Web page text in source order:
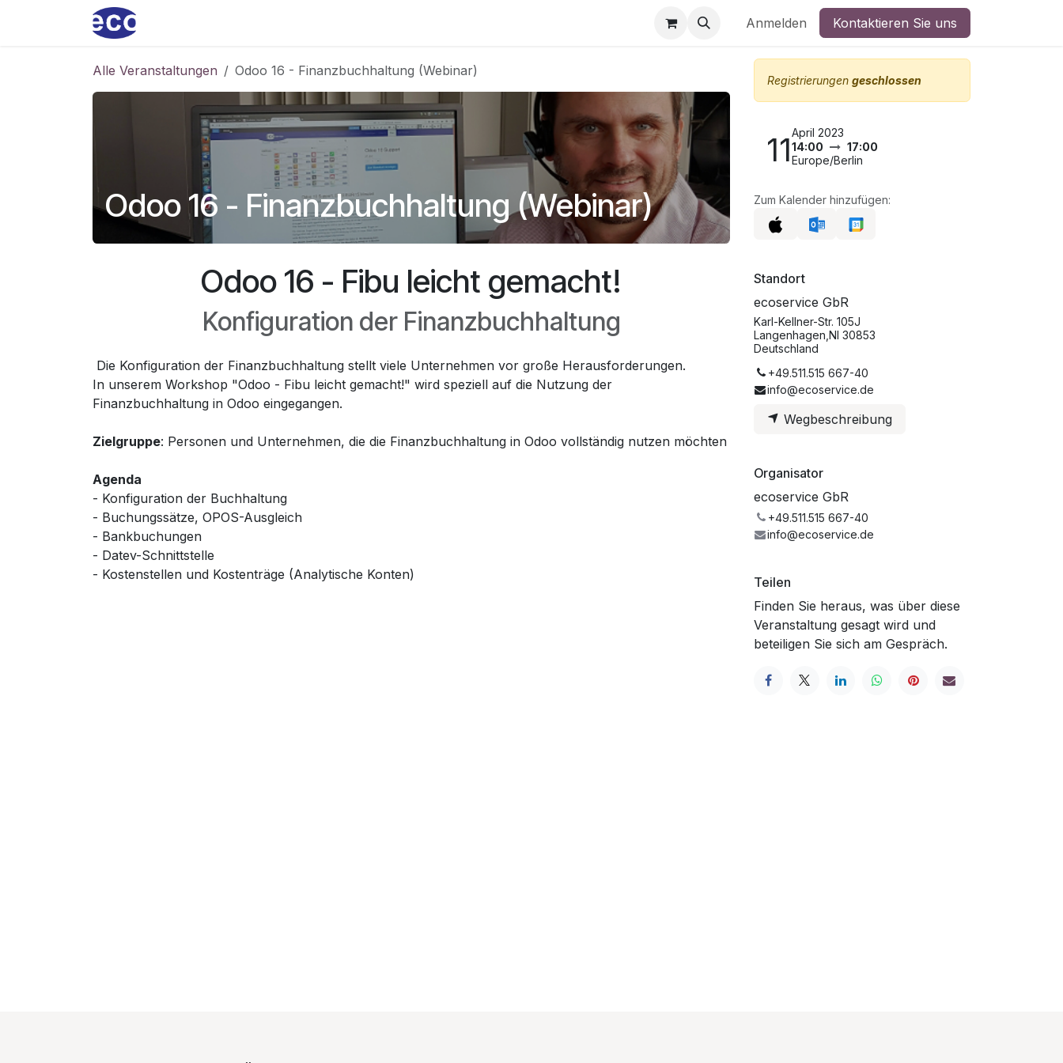
Zum Inhalt springen
Anmelden Kontaktieren Sie uns
Alle Veranstaltungen Odoo 16 - Finanzbuchhaltung (Webinar)
Odoo 16 - Finanzbuchhaltung (Webinar)
Odoo 16 - Fibu leicht gemacht!
Konfiguration der Finanzbuchhaltung
Die Konfiguration der Finanzbuchhaltung stellt viele Unternehmen vor große Herausforderungen.
In unserem Workshop "Odoo - Fibu leicht gemacht!" wird speziell auf die Nutzung der
Finanzbuchhaltung in Odoo eingegangen.
Zielgruppe: Personen und Unternehmen, die die Finanzbuchhaltung in Odoo vollständig nutzen möchten
Agenda
- Konfiguration der Buchhaltung
- Buchungssätze, OPOS-Ausgleich
- Bankbuchungen
- Datev-Schnittstelle
- Kostenstellen und Kostenträge (Analytische Konten)
Registrierungen geschlossen
11April 2023
14:00
17:00
Europe/Berlin
Zum Kalender hinzufügen:
Standort
ecoservice GbR
Karl-Kellner-Str. 105J
Langenhagen,NI 30853
Deutschland
+49.511.515 667-40
info@ecoservice.de
Wegbeschreibung
Organisator
ecoservice GbR
+49.511.515 667-40
info@ecoservice.de
Teilen
Finden Sie heraus, was über diese
Veranstaltung gesagt wird und
beteiligen Sie sich am Gespräch.